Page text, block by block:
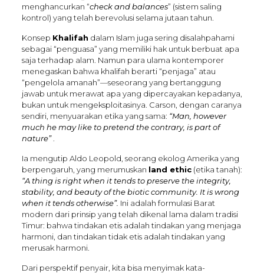
menghancurkan “check and balances” (sistem saling
kontrol) yang telah berevolusi selama jutaan tahun.
Konsep Khalifah dalam Islam juga sering disalahpahami
sebagai “penguasa” yang memiliki hak untuk berbuat apa
saja terhadap alam. Namun para ulama kontemporer
menegaskan bahwa khalifah berarti “penjaga” atau
“pengelola amanah”—seseorang yang bertanggung
jawab untuk merawat apa yang dipercayakan kepadanya,
bukan untuk mengeksploitasinya. Carson, dengan caranya
sendiri, menyuarakan etika yang sama: “Man, however
much he may like to pretend the contrary, is part of
nature”.
Ia mengutip Aldo Leopold, seorang ekolog Amerika yang
berpengaruh, yang merumuskan land ethic(etika tanah):
“A thing is right when it tends to preserve the integrity,
stability, and beauty of the biotic community. It is wrong
when it tends otherwise”. Ini adalah formulasi Barat
modern dari prinsip yang telah dikenal lama dalam tradisi
Timur: bahwa tindakan etis adalah tindakan yang menjaga
harmoni, dan tindakan tidak etis adalah tindakan yang
merusak harmoni.
Dari perspektif penyair, kita bisa menyimak kata-